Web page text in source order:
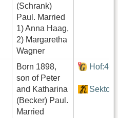
(Schrank)
Paul. Married
1) Anna Haag,
2) Margaretha
Wagner
Born 1898,
son of Peter
and Katharina
(Becker) Paul.
Married
Hof:405
Sektor4